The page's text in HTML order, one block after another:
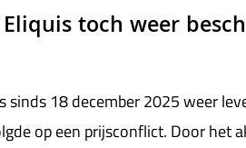
toch weer
sinds 18 december 2025 weer
op een prijsconflict. Door